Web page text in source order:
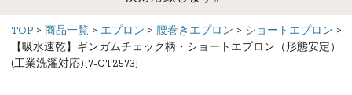
TOP 商品一覧 エプロン 腰巻きエプロン
ショートエプロン
【吸水速乾】ギンガムチェック柄・ショートエプロン（形態安定）
(工業洗濯対応)[7-CT2573]